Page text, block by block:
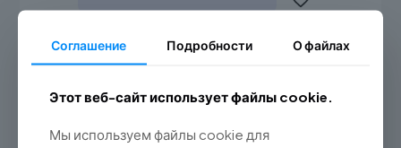
Соглашение Подробности О файлах
Этот веб-сайт использует файлы cookie.
Мы используем файлы cookie для